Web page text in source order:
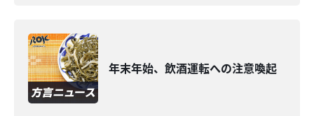
年末年始、飲酒運転への注意喚起